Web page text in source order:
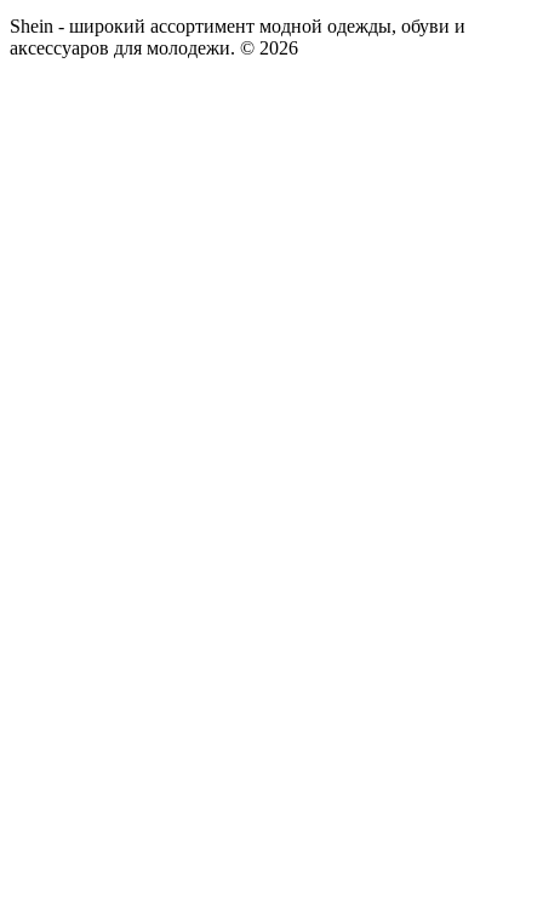
Shein - широкий ассортимент модной одежды, обуви и
аксессуаров для молодежи. © 2026